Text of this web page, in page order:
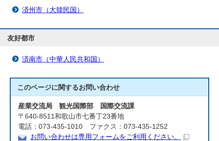
済州市（大韓民国）
友好都市
済南市（中華人民共和国）
このページに関するお問い合わせ
産業交流局 観光国際部 国際交流課
〒640-8511和歌山市七番丁23番地
電話：073-435-1010 ファクス：073-435-1252
お問い合わせは専用フォームをご利用ください。